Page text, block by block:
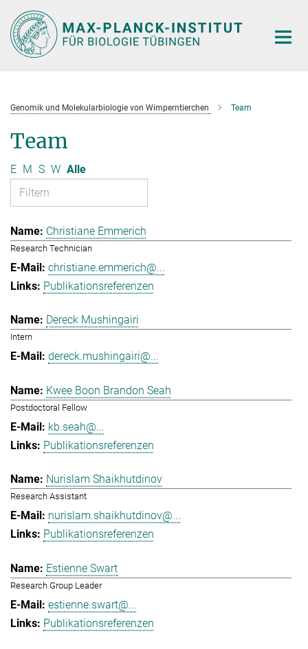
Hauptinhalt
Genomik und Molekularbiologie von Wimperntierchen Team
Team
E M S W Alle
Christiane Emmerich
Research Technician
christiane.emmerich@...
Publikationsreferenzen
Dereck Mushingairi
Intern
dereck.mushingairi@...
Kwee Boon Brandon Seah
Postdoctoral Fellow
kb.seah@...
Publikationsreferenzen
Nurislam Shaikhutdinov
Research Assistant
nurislam.shaikhutdinov@...
Publikationsreferenzen
Estienne Swart
Research Group Leader
estienne.swart@...
Publikationsreferenzen